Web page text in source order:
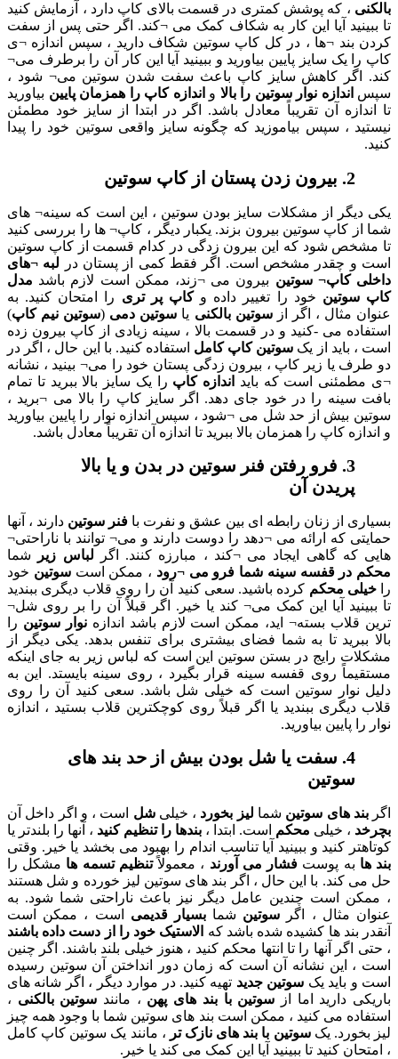
پوشش کمتری در قسمت بالای کاپ دارد ، آزمایش کنید
آیا این کار به شکاف کمک می ¬کند. اگر حتی پس از سفت
¬ها ، در کل کاپ سوتین شکاف دارید ، سپس اندازه ¬ی
سایز پایین بیاورید و ببینید آیا این کار آن را برطرف می¬
کاهش سایز کاپ باعث سفت شدن سوتین می¬ شود ،
نوار سوتین را بالاواندازه کاپ را همزمان پایین بیاورید
آن تقریباً معادل باشد. اگر در ابتدا از سایز خود مطمئن
سپس بیاموزید که چگونه سایز واقعی سوتین خود را پیدا
از مشکلات سایز بودن سوتین ، این است که سینه¬ های
سوتین بیرون بزند. یکبار دیگر ، کاپ¬ ها را بررسی کنید
شود که این بیرون زدگی در کدام قسمت از کاپ سوتین
مشخص است. اگر فقط کمی از پستان درلبه ¬های
سوتینبیرون می ¬زند، ممکن است لازم باشدمدل
خود را تغییر داده و کاپ پر تریرا امتحان کنید. به
، اگر ازسوتین بالکنییا سوتین دمی(سوتین نیم کاپ)
می -کنید و در قسمت بالا ، سینه زیادی از کاپ بیرون زده
از یکسوتین کاپ کاملاستفاده کنید. با این حال ، اگر در
زیر کاپ ، بیرون زدگی پستان خود را می¬ بینید ، نشانه
است که بایداندازه کاپرا یک سایز بالا ببرید تا تمام
را در خود جای دهد. اگر سایز کاپ را بالا می ¬برید ،
از حد شل می ¬شود ، سپس اندازه نوار را پایین بیاورید
را همزمان بالا ببرید تا اندازه آن تقریباً معادل باشد.
فرو رفتن فنر سوتین در بدن و یا بالا
آن
زنان رابطه ای بین عشق و نفرت بافنر سوتیندارند ، آنها
ارائه می ¬دهد را دوست دارند و می¬ توانند با ناراحتی¬
گاهی ایجاد می ¬کند ، مبارزه کنند. اگرلباس زیرشما
قفسه سینه شما فرو می ¬رود ، ممکن استسوتینخود
محکمکرده باشید. سعی کنید آن را روی قلاب دیگری ببندید
آیا این کمک می¬ کند یا خیر. اگر قبلاً آن را بر روی شل¬
بسته¬ اید، ممکن است لازم باشد اندازهنوار سوتین را
تا به شما فضای بیشتری برای تنفس بدهد. یکی دیگر از
در بستن سوتین این است که لباس زیر به جای اینکه
روی قفسه سینه قرار بگیرد ، روی سینه بایستد. این به
سوتین است که خیلی شل باشد. سعی کنید آن را روی
ببندید یا اگر قبلاً روی کوچکترین قلاب بستید ، اندازه
بیاورید.
سفت یا شل بودن بیش از حد بند های
سوتینشمالیز بخورد ، خیلی شلاست ، و اگر داخل آن
محکماست. ابتدا ،بندها را تنظیم کنید، آنها را بلندتر یا
و ببینید آیا تناسب اندام را بهبود می بخشد یا خیر. وقتی
پوستفشار می آورند ، معمولاً تنظیم تسمه ها مشکل را
با این حال ، اگر بند های سوتین لیز خورده و شل هستند
چندین عامل دیگر نیز باعث ناراحتی شما شود. به
، اگرسوتینشمابسیار قدیمیاست ، ممکن است
ها کشیده شده باشد که الاستیک خود را از دست داده باشند
آنها را تا انتها محکم کنید ، هنوز خیلی بلند باشند. اگر چنین
نشانه آن است که زمان دور انداختن آن سوتین رسیده
یک سوتین جدیدتهیه کنید. در موارد دیگر ، اگر شانه های
اما ازسوتین با بند های پهن ، مانندسوتین بالکنی،
می کنید ، ممکن است بند های سوتین شما با وجود همه چیز
یکسوتین با بند های نازک تر، مانند یک سوتین کاپ کامل
تا ببینید آیا این کمک می کند یا خیر.